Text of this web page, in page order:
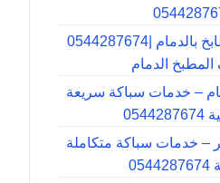
شركة تنظيف مطابخ بالدمام |0544287674
الدمام
– خدمات سباكة سريعة
– خدمات سباكة متكاملة